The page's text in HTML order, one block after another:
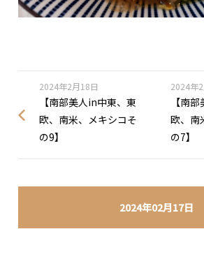
2024年02月17日
2024年2月18日
【南部美人in中東、東
欧、南米、メキシコそ
の9】
2024年
【南
欧、南
の7】